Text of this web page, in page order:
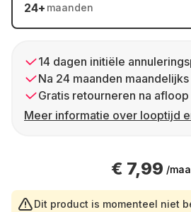
24+ maanden
14 dagen initiële
Na 24 maanden
Gratis retourneren na afloop
Meer informatie over looptijd
€ 7,99 /
Dit product is momenteel niet